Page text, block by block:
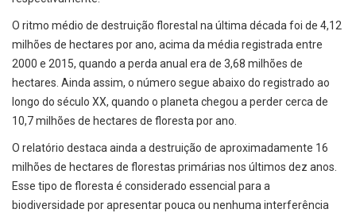
O ritmo médio de destruição florestal na última década foi de 4,12
milhões de hectares por ano, acima da média registrada entre
2000 e 2015, quando a perda anual era de 3,68 milhões de
hectares. Ainda assim, o número segue abaixo do registrado ao
longo do século XX, quando o planeta chegou a perder cerca de
10,7 milhões de hectares de floresta por ano.
O relatório destaca ainda a destruição de aproximadamente 16
milhões de hectares de florestas primárias nos últimos dez anos.
Esse tipo de floresta é considerado essencial para a
biodiversidade por apresentar pouca ou nenhuma interferência